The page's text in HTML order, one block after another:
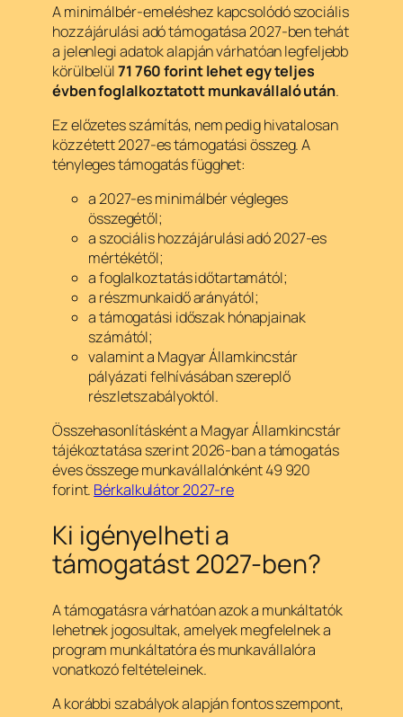
A minimálbér-emeléshez kapcsolódó szociális
hozzájárulási adó támogatása 2027-ben tehát
a jelenlegi adatok alapján várhatóan legfeljebb
körülbelül71 760 forint lehet egy teljes
évben foglalkoztatott munkavállaló után.
Ez előzetes számítás, nem pedig hivatalosan
közzétett 2027-es támogatási összeg. A
tényleges támogatás függhet:
a 2027-es minimálbér végleges
összegétől;
a szociális hozzájárulási adó 2027-es
mértékétől;
a foglalkoztatás időtartamától;
a részmunkaidő arányától;
a támogatási időszak hónapjainak
számától;
valamint a Magyar Államkincstár
pályázati felhívásában szereplő
részletszabályoktól.
Összehasonlításként a Magyar Államkincstár
tájékoztatása szerint 2026-ban a támogatás
éves összege munkavállalónként 49 920
forint. Bérkalkulátor 2027-re
Ki igényelheti a
támogatást 2027-ben?
A támogatásra várhatóan azok a munkáltatók
lehetnek jogosultak, amelyek megfelelnek a
program munkáltatóra és munkavállalóra
vonatkozó feltételeinek.
A korábbi szabályok alapján fontos szempont,